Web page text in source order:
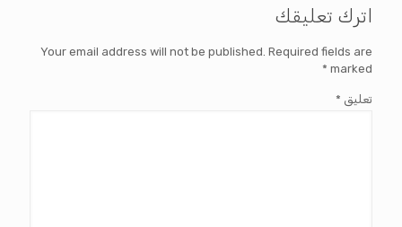
اترك تعليقك
Your email address will not be published. Required fields are
marked
*
تعليق *